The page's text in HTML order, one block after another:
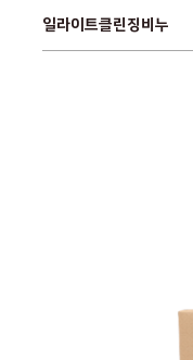
일라이트클린징비누